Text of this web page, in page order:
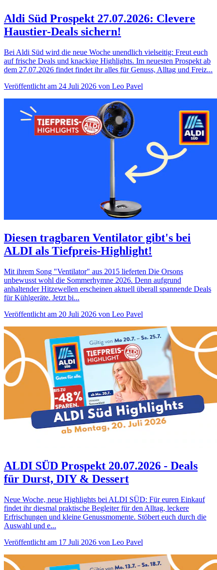
Aldi Süd Prospekt 27.07.2026: Clevere
Haustier-Deals sichern!
Bei Aldi Süd wird die neue Woche unendlich vielseitig: Freut euch
auf frische Deals und knackige Highlights. Im neuesten Prospekt ab
dem 27.07.2026 findet findet ihr alles für Genuss, Alltag und Freiz...
Veröffentlicht am 24 Juli 2026 von Leo Pavel
Diesen tragbaren Ventilator gibt's bei
ALDI als Tiefpreis-Highlight!
Mit ihrem Song "Ventilator" aus 2015 lieferten Die Orsons
unbewusst wohl die Sommerhymne 2026. Denn aufgrund
anhaltender Hitzewellen erscheinen aktuell überall spannende Deals
für Kühlgeräte. Jetzt bi...
Veröffentlicht am 20 Juli 2026 von Leo Pavel
ALDI SÜD Prospekt 20.07.2026 - Deals
für Durst, DIY & Dessert
Neue Woche, neue Highlights bei ALDI SÜD: Für euren Einkauf
findet ihr diesmal praktische Begleiter für den Alltag, leckere
Erfrischungen und kleine Genussmomente. Stöbert euch durch die
Auswahl und e...
Veröffentlicht am 17 Juli 2026 von Leo Pavel